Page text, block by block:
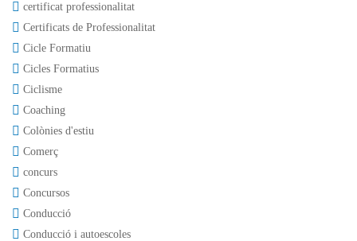
certificat professionalitat
Certificats de Professionalitat
Cicle Formatiu
Cicles Formatius
Ciclisme
Coaching
Colònies d'estiu
Comerç
concurs
Concursos
Conducció
Conducció i autoescoles